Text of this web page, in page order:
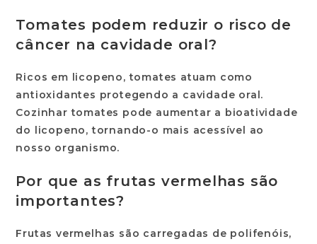
Tomates podem reduzir o risco de
câncer na cavidade oral?
Ricos em licopeno, tomates atuam como
antioxidantes protegendo a cavidade oral.
Cozinhar tomates pode aumentar a bioatividade
do licopeno, tornando-o mais acessível ao
nosso organismo.
Por que as frutas vermelhas são
importantes?
Frutas vermelhas são carregadas de polifenóis,